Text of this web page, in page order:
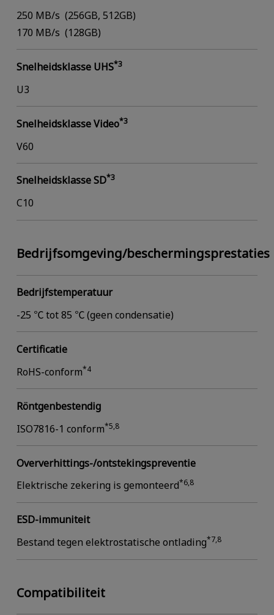
250 MB/s (256GB, 512GB)
170 MB/s (128GB)
Snelheidsklasse UHS*3
U3
Snelheidsklasse Video*3
V60
Snelheidsklasse SD*3
C10
Bedrijfsomgeving/beschermingsprestaties
Bedrijfstemperatuur
-25 ℃ tot 85 ℃ (geen condensatie)
Certificatie
RoHS-conform*4
Röntgenbestendig
ISO7816-1 conform*5,8
Oververhittings-/ontstekingspreventie
Elektrische zekering is gemonteerd*6,8
ESD-immuniteit
Bestand tegen elektrostatische ontlading*7,8
Compatibiliteit